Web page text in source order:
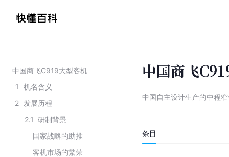
中国商飞C919大型客机
1
机名含义
2 发展历程
2.1 研制背景
国家战略的助推
客机市场的繁荣
中国商飞
中国自主设计生产的中程
条目